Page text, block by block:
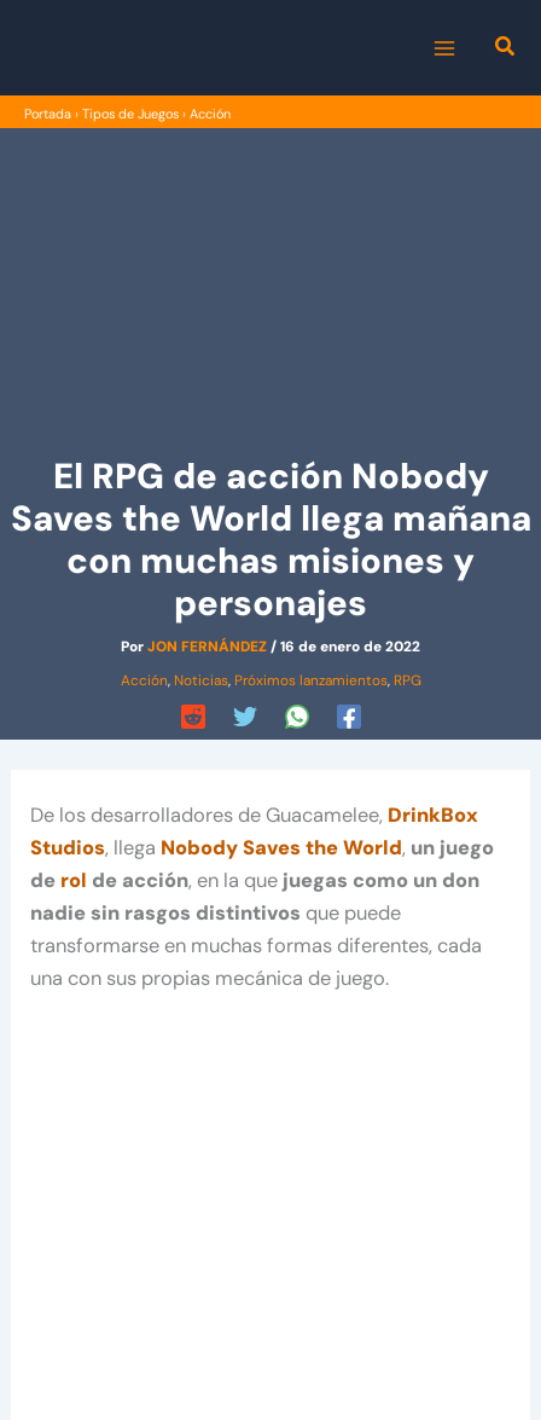
MENU
Portada › Tipos de Juegos › Acción
El RPG de acción Nobody
Saves the World llega mañana
con muchas misiones y
personajes
PorJON FERNÁNDEZ/16 de enero de 2022
Acción, Noticias, Próximos lanzamientos, RPG
De los desarrolladores de Guacamelee, DrinkBox
Studios, llega Nobody Saves the World, un juego
de rol de acción, en la que juegas como un don
nadie sin rasgos distintivos que puede
transformarse en muchas formas diferentes, cada
una con sus propias mecánica de juego.